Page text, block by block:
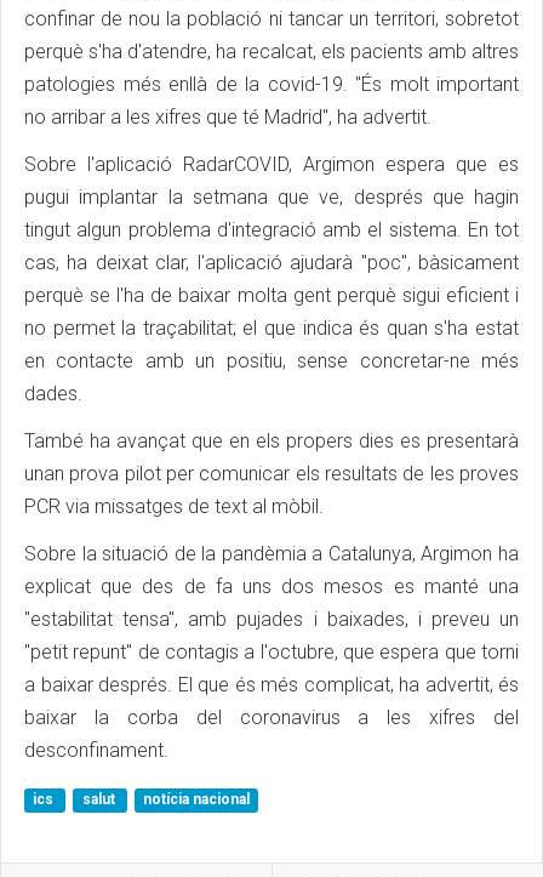
confinar de nou la població ni tancar un territori, sobretot
perquè s'ha d'atendre, ha recalcat, els pacients amb altres
patologies més enllà de la covid-19. "És molt important
no arribar a les xifres que té Madrid", ha advertit.
Sobre l'aplicació RadarCOVID, Argimon espera que es
pugui implantar la setmana que ve, després que hagin
tingut algun problema d'integració amb el sistema. En tot
cas, ha deixat clar, l'aplicació ajudarà "poc", bàsicament
perquè se l'ha de baixar molta gent perquè sigui eficient i
no permet la traçabilitat; el que indica és quan s'ha estat
en contacte amb un positiu, sense concretar-ne més
dades.
També ha avançat que en els propers dies es presentarà
unan prova pilot per comunicar els resultats de les proves
PCR via missatges de text al mòbil.
Sobre la situació de la pandèmia a Catalunya, Argimon ha
explicat que des de fa uns dos mesos es manté una
"estabilitat tensa", amb pujades i baixades, i preveu un
"petit repunt" de contagis a l'octubre, que espera que torni
a baixar després. El que és més complicat, ha advertit, és
baixar la corba del coronavirus a les xifres del
desconfinament.
ics salut notícia nacional